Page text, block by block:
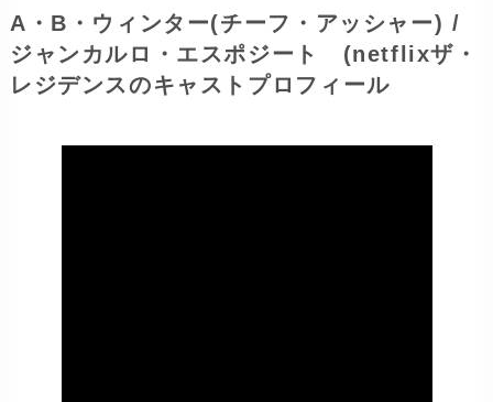
A・B・ウィンター(チーフ・アッシャー) /
ジャンカルロ・エスポジート (netflixザ・
レジデンスのキャストプロフィール